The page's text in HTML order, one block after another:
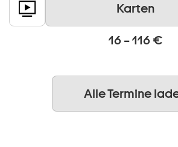
Karten
16 – 116 €
Alle Termine